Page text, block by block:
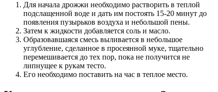
Для начала дрожжи необходимо растворить в теплой
подслащенной воде и дать им постоять 15-20 минут до
появления пузырьков воздуха и небольшой пены.
Затем к жидкости добавляется соль и масло.
Образовавшаяся смесь выливается в небольшое
углубление, сделанное в просеянной муке, тщательно
перемешивается до тех пор, пока не получится не
липнущее к рукам тесто.
Его необходимо поставить на час в теплое место.